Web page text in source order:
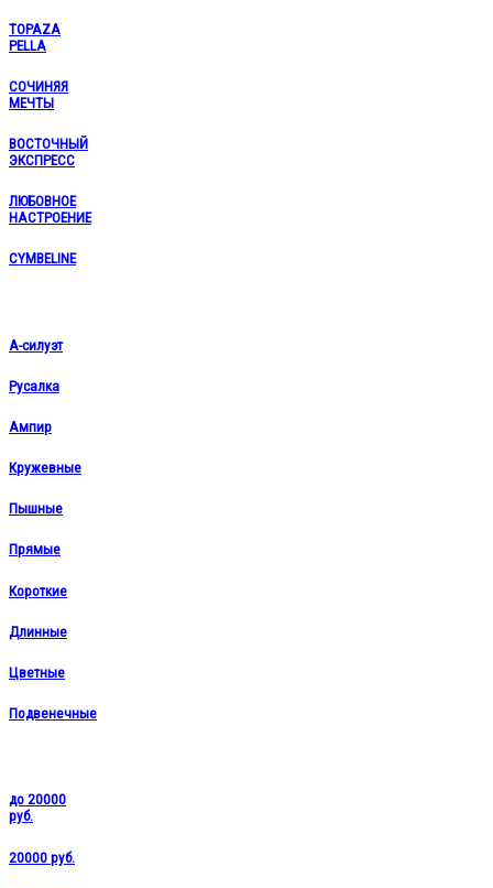
TOPAZA
PELLA
СОЧИНЯЯ
МЕЧТЫ
ВОСТОЧНЫЙ
ЭКСПРЕСС
ЛЮБОВНОЕ
НАСТРОЕНИЕ
CYMBELINE
А-силуэт
Русалка
Ампир
Кружевные
Пышные
Прямые
Короткие
Длинные
Цветные
Подвенечные
до 20000
руб.
20000 руб.